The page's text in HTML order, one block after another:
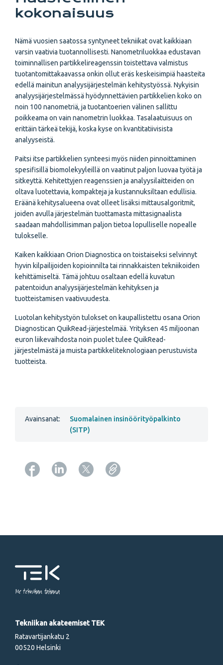
kokonaisuus
Nämä vuosien saatossa syntyneet tekniikat ovat kaikkiaan
varsin vaativia tuotannollisesti. Nanometriluokkaa edustavan
toiminnallisen partikkelireagenssin toistettava valmistus
tuotantomittakaavassa onkin ollut eräs keskeisimpiä haasteita
edellä mainitun analyysijärjestelmän kehitystyössä. Nykyisin
analyysijärjestelmässä hyödynnettävien partikkelien koko on
noin 100 nanometriä, ja tuotantoerien välinen sallittu
poikkeama on vain nanometrin luokkaa. Tasalaatuisuus on
erittäin tärkeä tekijä, koska kyse on kvantitatiivisista
analyyseistä.
Paitsi itse partikkelien synteesi myös niiden pinnoittaminen
spesifisillä biomolekyyleillä on vaatinut paljon luovaa työtä ja
sitkeyttä. Kehitettyjen reagenssien ja analyysilaitteiden on
oltava luotettavia, kompakteja ja kustannuksiltaan edullisia.
Eräänä kehitysalueena ovat olleet lisäksi mittausalgoritmit,
joiden avulla järjestelmän tuottamasta mittasignaalista
saadaan mahdollisimman paljon tietoa lopulliselle nopealle
tulokselle.
Kaiken kaikkiaan Orion Diagnostica on toistaiseksi selvinnyt
hyvin kilpailijoiden kopioinnilta tai rinnakkaisten tekniikoiden
kehittämiseltä. Tämä johtuu osaltaan edellä kuvatun
patentoidun analyysijärjestelmän kehityksen ja
tuotteistamisen vaativuudesta.
Luotolan kehitystyön tulokset on kaupallistettu osana Orion
Diagnostican QuikRead-järjestelmää. Yrityksen 45 miljoonan
euron liikevaihdosta noin puolet tulee QuikRead-
järjestelmästä ja muista partikkeliteknologiaan perustuvista
tuotteista.
Avainsanat:
Suomalainen insinöörityöpalkinto
(SITP)
Me tekniikan takana
Tekniikan akateemiset TEK
Ratavartijankatu 2
00520 Helsinki